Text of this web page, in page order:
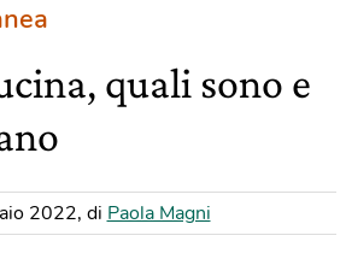
quali sono e
2022, di Paola Magni